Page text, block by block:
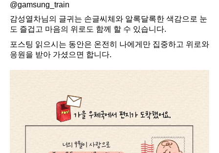
@gamsung_train
감성열차님의 글귀는 손글씨체와 알록달록한 색감으로 눈
도 즐겁고 마음의 위로도 함께 할 수 있습니다.
포스팅 읽으시는 동안은 온전히 나에게만 집중하고 위로와
응원을 받아 가셨으면 합니다.